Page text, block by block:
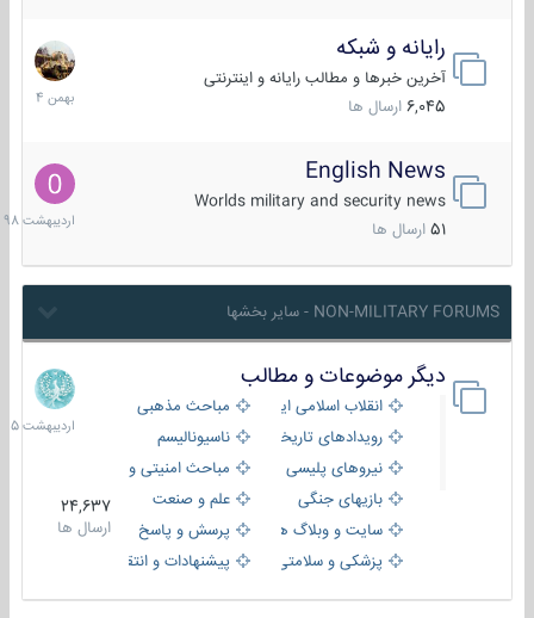
رایانه و شبکه
آخرین خبرها و مطالب رایانه و اینترنتی
6,045 ارسال ها
30
بهمن
1404
English News
Worlds military and security news
51 ارسال ها
10
1398
NON-MILITARY FORUMS - سایر بخشها
دیگر موضوعات و مطالب
انقلاب اسلامی ایران
مباحث مذهبی
رویدادهای تاریخی و مذهبیناسیونالیسم
نیروهای پلیسی
مباحث امنیتی و اطلاعاتی
بازیهای جنگی
علم و صنعت
سایت و وبلاگ ها
پرسش و پاسخ
پزشکی و سلامتی
پیشنهادات و انتقادات
24,637
ارسال ها
8
1405